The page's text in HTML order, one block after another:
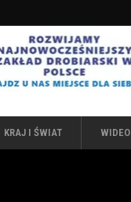
KRAJ I ŚWIAT WIDEO